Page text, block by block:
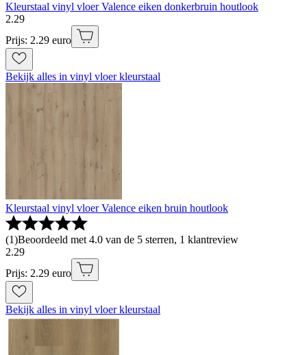
Kleurstaal vinyl vloer Valence eiken donkerbruin houtlook
2.29
Prijs: 2.29 euro
Bekijk alles in vinyl vloer kleurstaal
Kleurstaal vinyl vloer Valence eiken bruin houtlook
(1)Beoordeeld met 4.0 van de 5 sterren, 1 klantreview
2.29
Prijs: 2.29 euro
Bekijk alles in vinyl vloer kleurstaal